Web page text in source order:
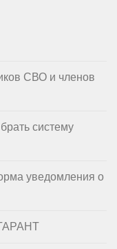
СВО и членов
систему
уведомления о